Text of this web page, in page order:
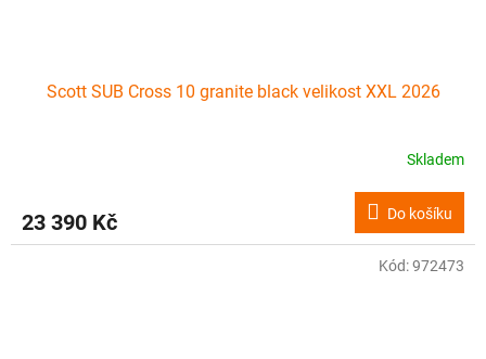
Scott SUB Cross 10 granite black velikost XXL 2026
Skladem
23 390 Kč Do košíku
Kód:972473